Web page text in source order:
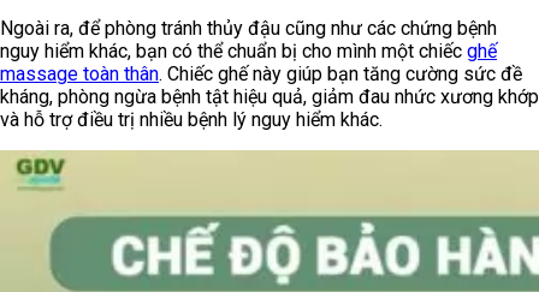
Ngoài ra, để phòng tránh thủy đậu cũng như các chứng bệnh
nguy hiểm khác, bạn có thể chuẩn bị cho mình một chiếc ghế
massage toàn thân. Chiếc ghế này giúp bạn tăng cường sức đề
kháng, phòng ngừa bệnh tật hiệu quả, giảm đau nhức xương khớp
và hỗ trợ điều trị nhiều bệnh lý nguy hiểm khác.